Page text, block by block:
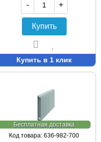
-
+
Купить
Купить в 1 клик
Бесплатная доставка
Код товара: 636-982-700